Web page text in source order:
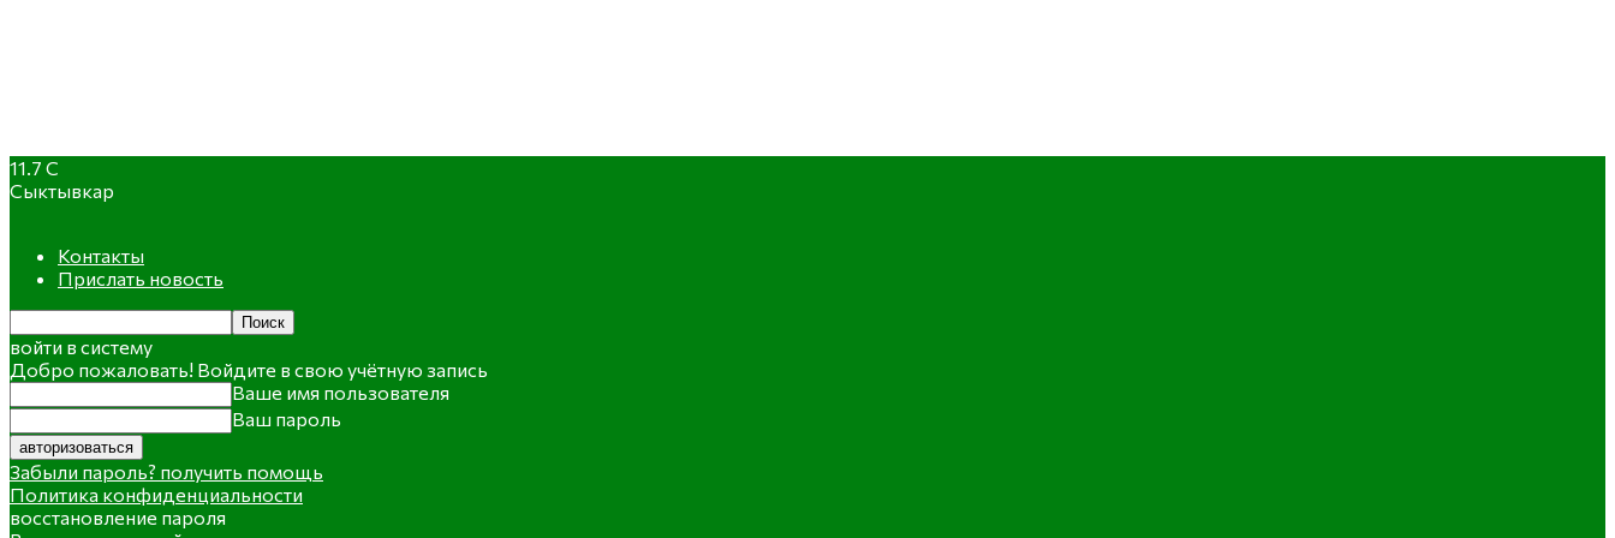
11.7 C
Сыктывкар
Контакты
Прислать новость
войти в систему
Добро пожаловать! Войдите в свою учётную запись
Ваше имя пользователя
Ваш пароль
Забыли пароль? получить помощь
Политика конфиденциальности
восстановление пароля